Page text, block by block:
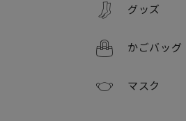
グッズ
かごバッグ
マスク